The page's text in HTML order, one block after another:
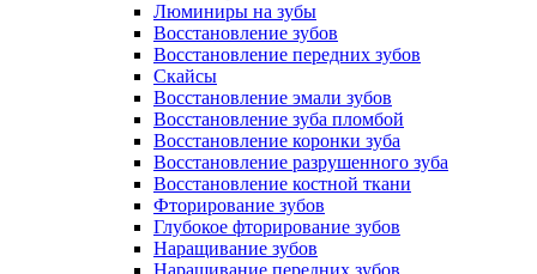
Люминиры на зубы
Восстановление зубов
Восстановление передних зубов
Скайсы
Восстановление эмали зубов
Восстановление зуба пломбой
Восстановление коронки зуба
Восстановление разрушенного зуба
Восстановление костной ткани
Фторирование зубов
Глубокое фторирование зубов
Наращивание зубов
Наращивание передних зубов